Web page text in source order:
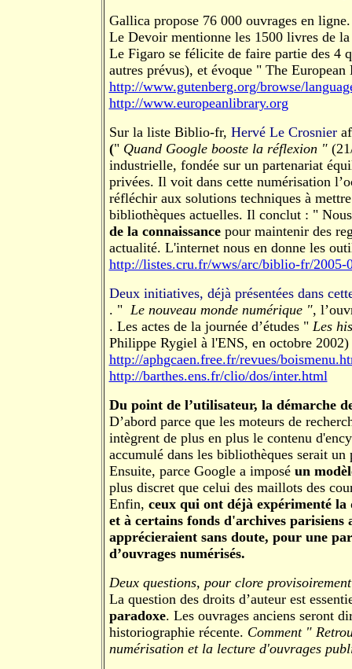
Gallica propose 76 000 ouvrages en ligne.
Le Devoir mentionne les 1500 livres de
Le Figaro se félicite de faire partie des 4
autres prévus), et évoque " The
http://www.gutenberg.org/browse/
http://www.europeanlibrary.org
Sur la liste Biblio-fr, Hervé Le Crosnier
(" Quand Google booste la réflexion "
industrielle, fondée sur un partenariat
privées. Il voit dans cette numérisation
réfléchir aux solutions techniques à
bibliothèques actuelles. Il conclut : "
de la connaissancepour maintenir des
actualité. L'internet nous en donne les
http://listes.cru.fr/wws/arc/biblio-fr/2005-
Deux initiatives, déjà présentées dans
. " Le nouveau monde numérique ",
. Les actes de la journée d’études " Les
Philippe Rygiel à l'ENS, en octobre
http://aphgcaen.free.fr/revues/
http://barthes.ens.fr/clio/dos/inter.html
Du point de l’utilisateur, la démarche
D’abord parce que les moteurs de
intègrent de plus en plus le contenu
accumulé dans les bibliothèques serait un
Ensuite, parce Google a imposé un
plus discret que celui des maillots des
Enfin, ceux qui ont déjà expérimenté
et à certains fonds d'archives
apprécieraient sans doute, pour une
d’ouvrages numérisés.
Deux questions, pour clore
La question des droits d’auteur est
paradoxe. Les ouvrages anciens seront
historiographie récente. Comment "
numérisation et la lecture d'ouvrages